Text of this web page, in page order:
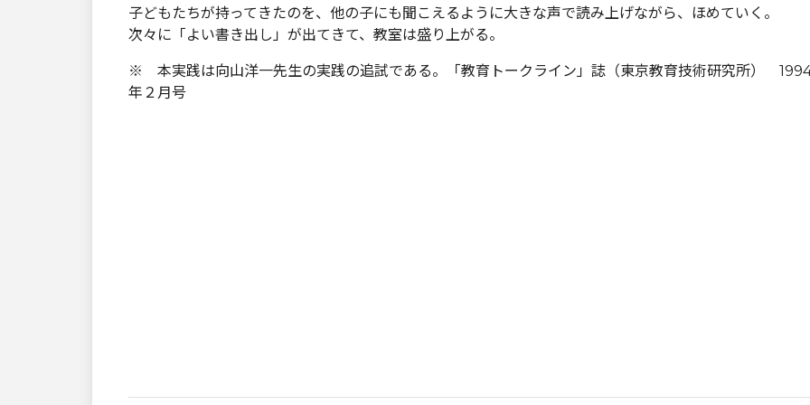
子どもたちが持ってきたのを、他の子にも聞こえるように大きな声で読み上げながら、ほめていく。
次々に「よい書き出し」が出てきて、教室は盛り上がる。
※ 本実践は向山洋一先生の実践の追試である。「教育トークライン」誌（東京教育技術研究所）
年２月号